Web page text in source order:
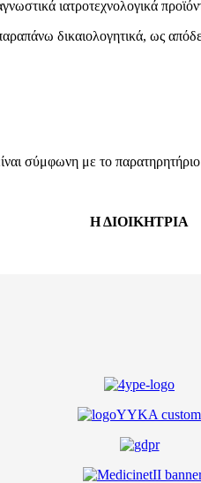
ιατροτεχνολογικά
δικαιολογητικά, ως
σύμφωνη με το
Η ΔΙΟΙΚΗΤΡΙΑ